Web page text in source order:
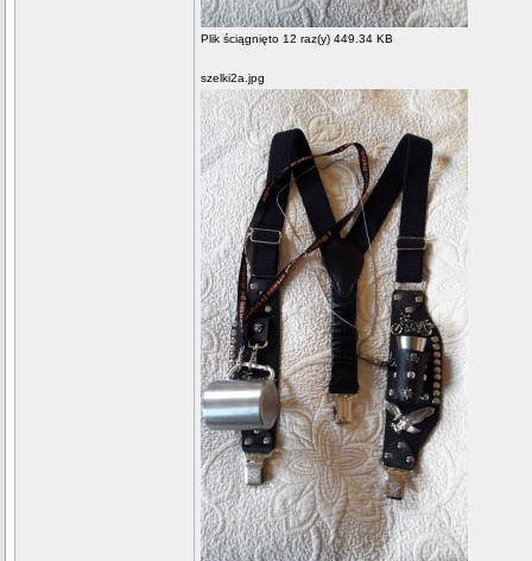
Plik ściągnięto 12 raz(y) 449.34 KB
szelki2a.jpg